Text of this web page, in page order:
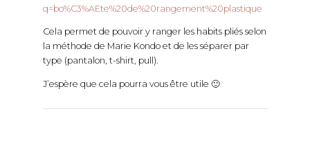
q=bo%C3%AEte%20de%20rangement%20plastique
Cela permet de pouvoir y ranger les habits pliés selon
la méthode de Marie Kondo et de les séparer par
type (pantalon, t-shirt, pull).
J’espère que cela pourra vous être utile 🙂